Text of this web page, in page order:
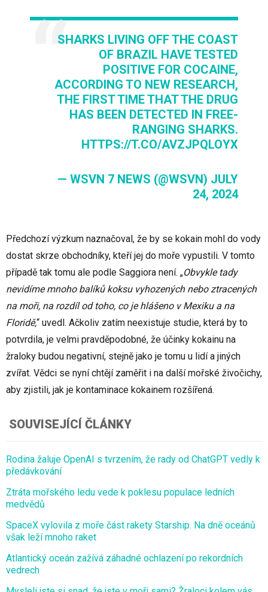
SHARKS LIVING OFF THE COAST
OF BRAZIL HAVE TESTED
POSITIVE FOR COCAINE,
ACCORDING TO NEW RESEARCH,
THE FIRST TIME THAT THE DRUG
HAS BEEN DETECTED IN FREE-
RANGING SHARKS.
HTTPS://T.CO/AVZJPQLOYX
— WSVN 7 NEWS (@WSVN) JULY
24, 2024
Předchozí výzkum naznačoval, že by se kokain mohl do vody
dostat skrze obchodníky, kteří jej do moře vypustili. V tomto
případě tak tomu ale podle Saggiora není. „Obvykle tady
nevidíme mnoho balíků koksu vyhozených nebo ztracených
na moři, na rozdíl od toho, co je hlášeno v Mexiku a na
Floridě,“ uvedl. Ačkoliv zatím neexistuje studie, která by to
potvrdila, je velmi pravděpodobné, že účinky kokainu na
žraloky budou negativní, stejně jako je tomu u lidí a jiných
zvířat. Vědci se nyní chtějí zaměřit i na další mořské živočichy,
aby zjistili, jak je kontaminace kokainem rozšířená.
SOUVISEJÍCÍ ČLÁNKY
Rodina žaluje OpenAI s tvrzením, že rady od ChatGPT vedly k
předávkování
Ztráta mořského ledu vede k poklesu populace ledních
medvědů
SpaceX vylovila z moře část rakety Starship. Na dně oceánů
však leží mnoho raket
Atlantický oceán zažívá záhadné ochlazení po rekordních
vedrech